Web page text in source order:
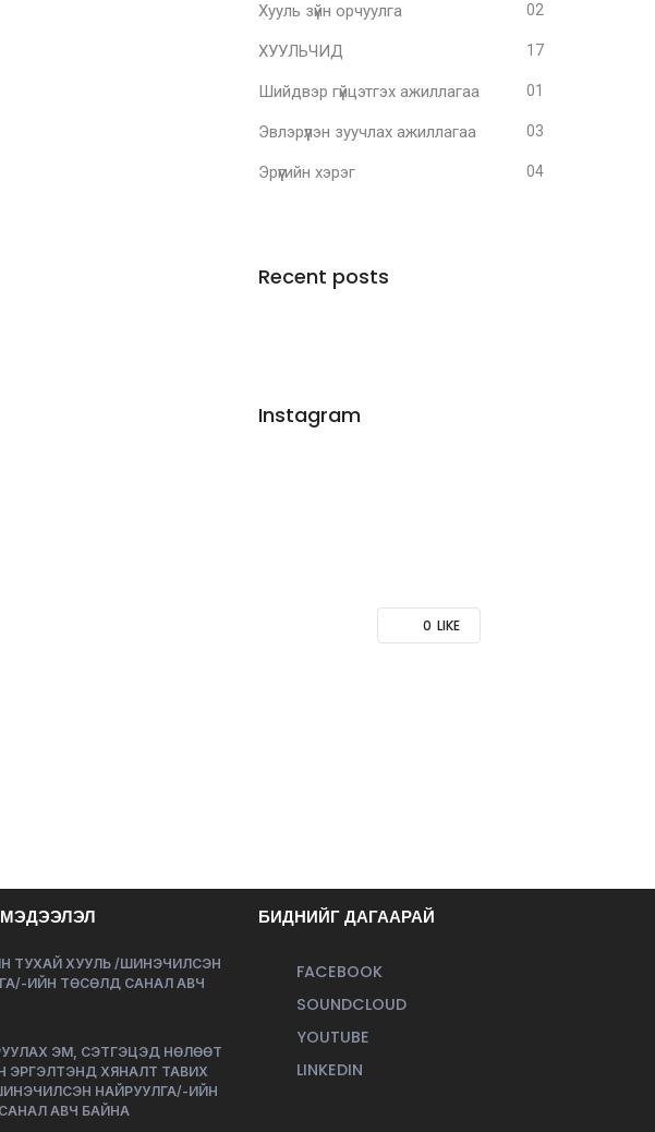
Хууль зүйн орчуулга 02
ХУУЛЬЧИД 17
Шийдвэр гүйцэтгэх ажиллагаа 01
Эвлэрүүлэн зуучлах ажиллагаа 03
Эрүүгийн хэрэг 04
Recent posts
Instagram
0 LIKE
ТУХАЙ ХУУЛЬ /ШИНЭЧИЛСЭН
ИЙН ТӨСӨЛД САНАЛ АВЧ
ЭМ, СЭТГЭЦЭД НӨЛӨӨТ
ЭРГЭЛТЭНД ХЯНАЛТ ТАВИХ
НАЙРУУЛГА/-ИЙН
АВЧ БАЙНА
БИДНИЙГ ДАГААРАЙ
FACEBOOK
SOUNDCLOUD
YOUTUBE
LINKEDIN